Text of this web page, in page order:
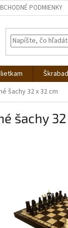
PODMIENKY
šachy 32 x 32 cm
šachy